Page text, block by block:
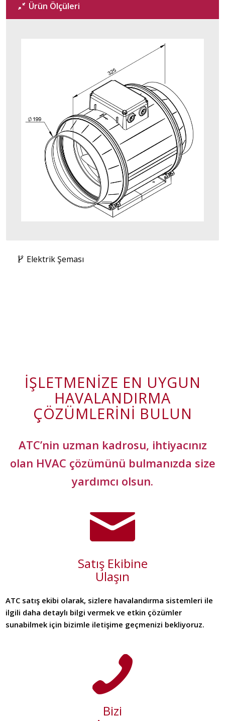
Ürün Ölçüleri
Elektrik Şeması
İŞLETMENIZE EN UYGUN
HAVALANDIRMA
ÇÖZÜMLERINI BULUN
ATC’nin uzman kadrosu, ihtiyacınız
olan HVAC çözümünü bulmanızda size
yardımcı olsun.
Satış Ekibine
Ulaşın
ATC satış ekibi olarak, sizlere havalandırma sistemleri ile
ilgili daha detaylı bilgi vermek ve etkin çözümler
sunabilmek için bizimle iletişime geçmenizi bekliyoruz.
Bizi